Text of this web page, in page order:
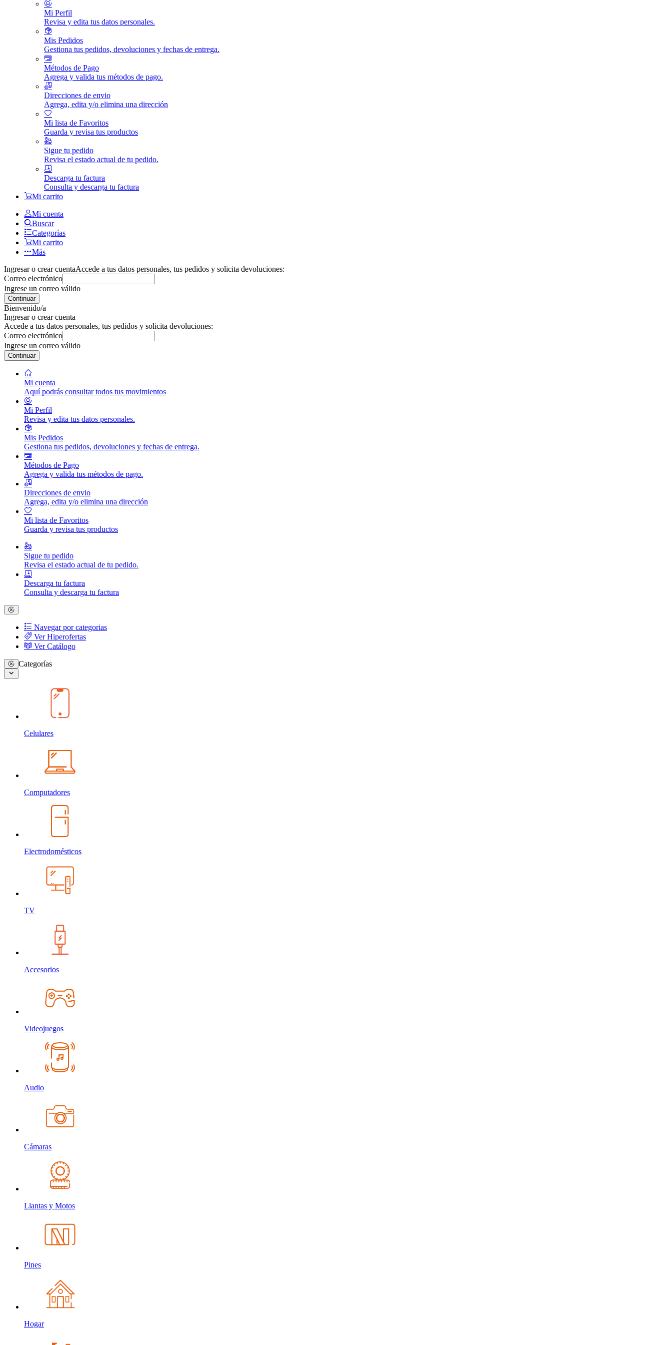
Mi Perfil
Revisa y edita tus datos personales.
Mis Pedidos
Gestiona tus pedidos, devoluciones y fechas de entrega.
Métodos de Pago
Agrega y valida tus métodos de pago.
Direcciones de envio
Agrega, edita y/o elimina una dirección
Mi lista de Favoritos
Guarda y revisa tus productos
Sigue tu pedido
Revisa el estado actual de tu pedido.
Descarga tu factura
Consulta y descarga tu factura
Mi carrito
Mi cuenta
Buscar
Categorías
Mi carrito
Más
Ingresar o crear cuentaAccede a tus datos personales, tus pedidos y solicita devoluciones:
Correo electrónico
Ingrese un correo válido
Continuar
Bienvenido/a
Ingresar o crear cuenta
Accede a tus datos personales, tus pedidos y solicita devoluciones:
Correo electrónico
Ingrese un correo válido
Continuar
Mi cuenta
Aquí podrás consultar todos tus movimientos
Mi Perfil
Revisa y edita tus datos personales.
Mis Pedidos
Gestiona tus pedidos, devoluciones y fechas de entrega.
Métodos de Pago
Agrega y valida tus métodos de pago.
Direcciones de envio
Agrega, edita y/o elimina una dirección
Mi lista de Favoritos
Guarda y revisa tus productos
Sigue tu pedido
Revisa el estado actual de tu pedido.
Descarga tu factura
Consulta y descarga tu factura
Navegar por categorias
Ver Hiperofertas
Ver Catálogo
Categorías
Celulares
Computadores
Electrodomésticos
TV
Accesorios
Videojuegos
Audio
Cámaras
Llantas y Motos
Pines
Hogar